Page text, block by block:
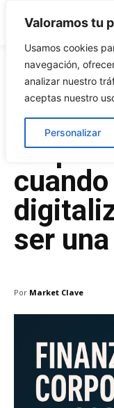
Valoramos tu
Usamos cookies
navegación,
analizar nuestro
aceptas nuestro
Personalizar
Diciembre 15, 2025
ser
Por Market Clave